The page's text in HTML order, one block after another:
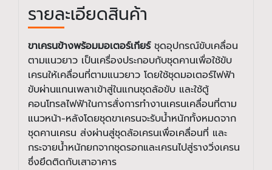
รายละเอียดสินค้า
ขาเครนข้างพร้อมมอเตอร์เกียร์ ชุดอุปกรณ์ขับเคลื่อน
ตามแนวยาว เป็นเครื่องประกอบกับชุดคานเพื่อใช้ขับ
เครนให้เคลื่อนที่ตามแนวยาว โดยใช้ชุดมอเตอร์ไฟฟ้า
ขับผ่านแกนเพลาเข้าสู่ในแกนชุดล้อขับ และใช้ตู้
คอนโทรลไฟฟ้าในการสั่งการทำงานเครนเคลื่อนที่ตาม
แนวหน้า-หลังโดยชุดขาเครนจะรับน้ำหนักทั้งหมดจาก
ชุดคานเครน ส่งผ่านสู่ชุดล้อเครนเพื่อเคลื่อนที่ และ
กระจายน้ำหนักยกจากชุดรอกและเครนไปสู่รางวิ่งเครน
ซึ่งยึดติดกับเสาอาคาร